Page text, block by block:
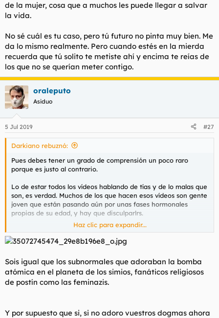
de la mujer, cosa que a muchos les puede llegar a salvar
la vida.
No sé cuál es tu caso, pero tú futuro no pinta muy bien. Me
da lo mismo realmente. Pero cuando estés en la mierda
recuerda que tú solito te metiste ahí y encima te reías de
los que no se querían meter contigo.
oraleputo
Asiduo
5 Jul 2019 #27
Darkiano rebuznó:
Pues debes tener un grado de comprensión un poco raro
porque es justo al contrario.
Lo de estar todos los vídeos hablando de tías y de lo malas que
son, es verdad. Muchos de los que hacen esos vídeos son gente
joven que están pasando aún por unas fases hormonales
propias de su edad, y hay que disculparlrs.
Por otro lado, difunden la sabiduría sobre la naturaleza de la
mujer, cosa que a muchos les puede llegar a salvar la vida.
No sé cuál es tu caso, pero tú futuro no pinta muy bien. Me da
lo mismo realmente. Pero cuando estés en la mierda recuerda
que tú solito te metiste ahí y encima te reías de los que no se
querían meter contigo.
Haz clic para expandir...
Sois igual que los subnormales que adoraban la bomba
atómica en el planeta de los simios, fanáticos religiosos
de postín como las feminazis.
Y por supuesto que si, si no adoro vuestros dogmas ahora